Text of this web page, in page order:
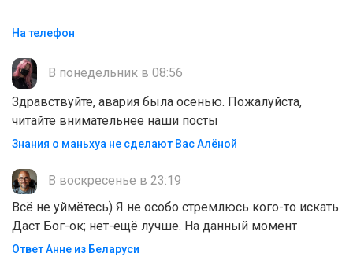
На телефон
В понедельник в 08:56
Здравствуйте, авария была осенью. Пожалуйста,
читайте внимательнее наши посты
Знания о маньхуа не сделают Вас Алëной
В воскресенье в 23:19
Всё не уймётесь) Я не особо стремлюсь кого-то искать.
Даст Бог-ок; нет-ещё лучше. На данный момент
Ответ Анне из Беларуси